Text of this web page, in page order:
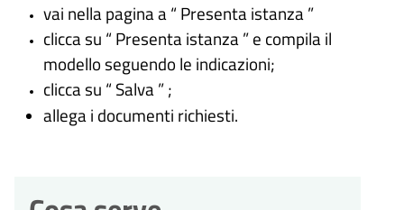
vai nella pagina a “ Presenta istanza ”
clicca su “ Presenta istanza ” e compila il
modello seguendo le indicazioni;
clicca su “ Salva ” ;
allega i documenti richiesti.